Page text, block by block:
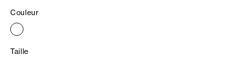
Couleur
Taille